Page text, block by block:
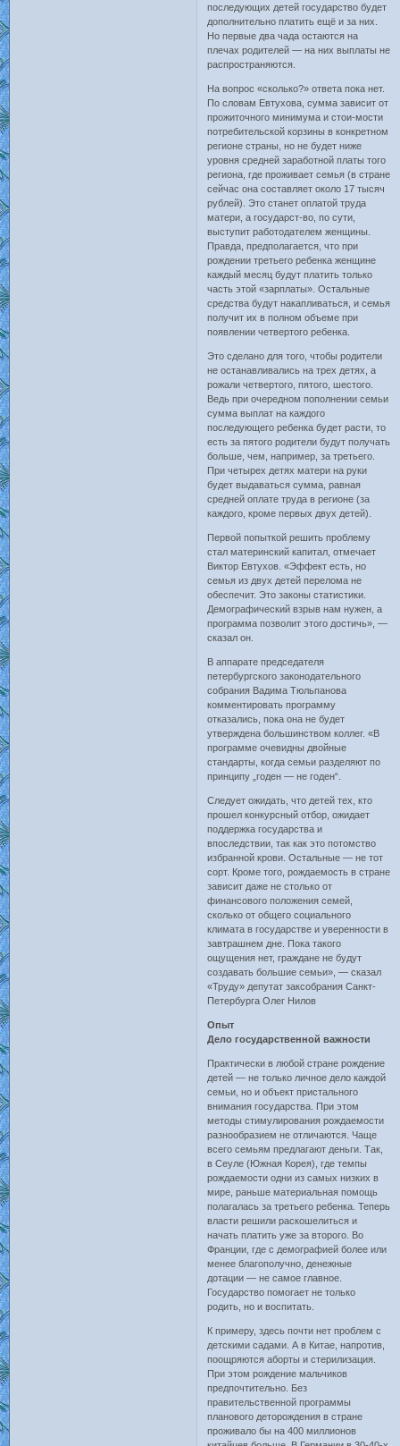
последующих детей государство будет
дополнительно платить ещё и за них.
Но первые два чада остаются на
плечах родителей — на них выплаты не
распространяются.
На вопрос «сколько?» ответа пока нет.
По словам Евтухова, сумма зависит от
прожиточного минимума и стои-мости
потребительской корзины в конкретном
регионе страны, но не будет ниже
уровня средней заработной платы того
региона, где проживает семья (в стране
сейчас она составляет около 17 тысяч
рублей). Это станет оплатой труда
матери, а государст-во, по сути,
выступит работодателем женщины.
Правда, предполагается, что при
рождении третьего ребенка женщине
каждый месяц будут платить только
часть этой «зарплаты». Остальные
средства будут накапливаться, и семья
получит их в полном объеме при
появлении четвертого ребенка.
Это сделано для того, чтобы родители
не останавливались на трех детях, а
рожали четвертого, пятого, шестого.
Ведь при очередном пополнении семьи
сумма выплат на каждого
последующего ребенка будет расти, то
есть за пятого родители будут получать
больше, чем, например, за третьего.
При четырех детях матери на руки
будет выдаваться сумма, равная
средней оплате труда в регионе (за
каждого, кроме первых двух детей).
Первой попыткой решить проблему
стал материнский капитал, отмечает
Виктор Евтухов. «Эффект есть, но
семья из двух детей перелома не
обеспечит. Это законы статистики.
Демографический взрыв нам нужен, а
программа позволит этого достичь», —
сказал он.
В аппарате председателя
петербургского законодательного
собрания Вадима Тюльпанова
комментировать программу
отказались, пока она не будет
утверждена большинством коллег. «В
программе очевидны двойные
стандарты, когда семьи разделяют по
принципу „годен — не годен“.
Следует ожидать, что детей тех, кто
прошел конкурсный отбор, ожидает
поддержка государства и
впоследствии, так как это потомство
избранной крови. Остальные — не тот
сорт. Кроме того, рождаемость в стране
зависит даже не столько от
финансового положения семей,
сколько от общего социального
климата в государстве и уверенности в
завтрашнем дне. Пока такого
ощущения нет, граждане не будут
создавать большие семьи», — сказал
«Труду» депутат заксобрания Санкт-
Петербурга Олег Нилов
Опыт
Дело государственной важности
Практически в любой стране рождение
детей — не только личное дело каждой
семьи, но и объект пристального
внимания государства. При этом
методы стимулирования рождаемости
разнообразием не отличаются. Чаще
всего семьям предлагают деньги. Так,
в Сеуле (Южная Корея), где темпы
рождаемости одни из самых низких в
мире, раньше материальная помощь
полагалась за третьего ребенка. Теперь
власти решили раскошелиться и
начать платить уже за второго. Во
Франции, где с демографией более или
менее благополучно, денежные
дотации — не самое главное.
Государство помогает не только
родить, но и воспитать.
К примеру, здесь почти нет проблем с
детскими садами. А в Китае, напротив,
поощряются аборты и стерилизация.
При этом рождение мальчиков
предпочтительно. Без
правительственной программы
планового деторождения в стране
проживало бы на 400 миллионов